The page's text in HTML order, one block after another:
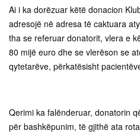
Ai i ka dorëzuar këtë donacion
adresojë në adresa të caktuara
tha se referuar donatorit, vlera e
80 mijë euro dhe se vlerëson se
qytetarëve, përkatësisht
Qerimi ka falënderuar, donatorin
për bashkëpunim, të gjithë ata